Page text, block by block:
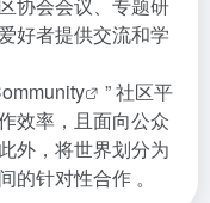
好者提供交流和学
” 社区平
效率，且面向公众
外，将世界划分为
的针对性合作 。